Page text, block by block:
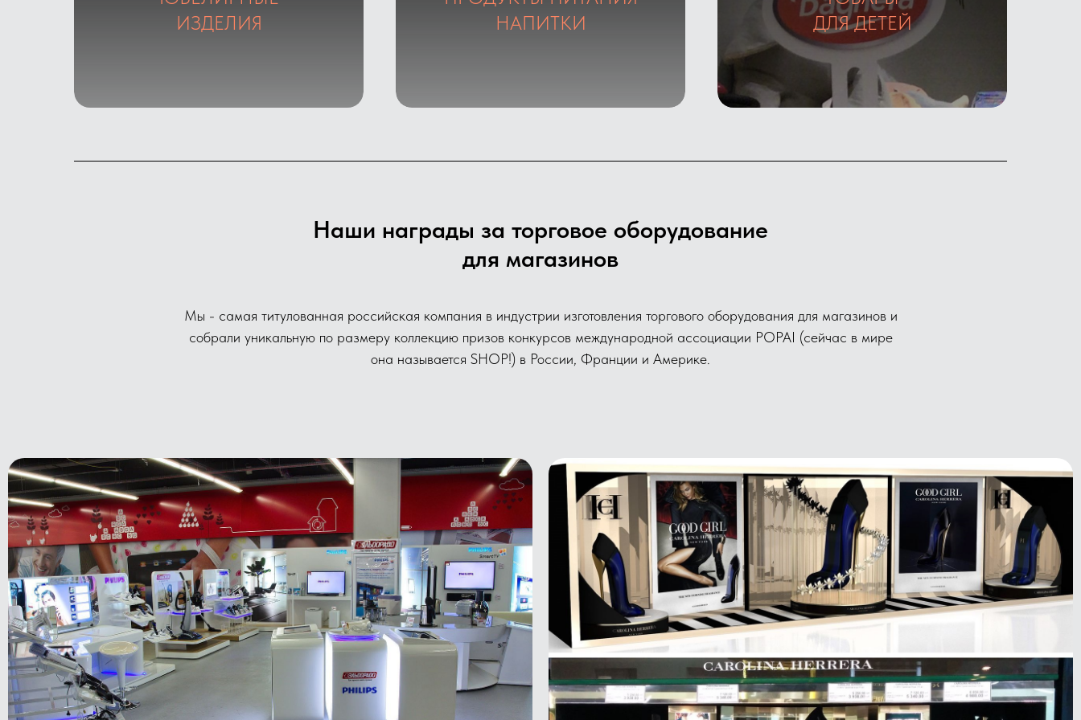
ИЗДЕЛИЯ
Галерея
НАПИТКИ
Галерея
ДЛЯ ДЕТЕЙ
Галерея
Наши награды за торговое оборудование
для магазинов
Мы - самая титулованная российская компания в индустрии изготовления торгового оборудования для магазинов и
собрали уникальную по размеру коллекцию призов конкурсов международной ассоциации POPAI (сейчас в мире
она называется SHOP!) в России, Франции и Америке.